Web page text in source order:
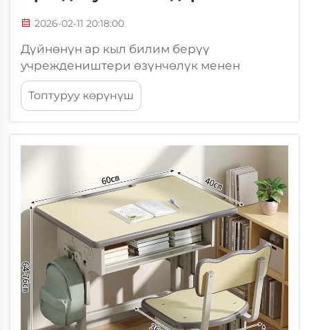
2026-02-11 20:18:00
Дүйнөнүн ар кыл билим берүү
учреждеништери өзүнчөлүк менен
иштеген мебель чечимдерин тургундукка
келтирип, баасын жана функциясын
теңдештүүлүккө келтирүү үчүн даамында
тандоо окуучулардын көңүл ачуусуна жана
Топтуруу көрүнүш